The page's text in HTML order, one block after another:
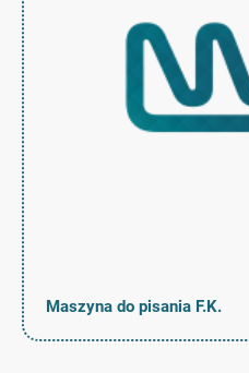
Maszyna do pisania F.K.